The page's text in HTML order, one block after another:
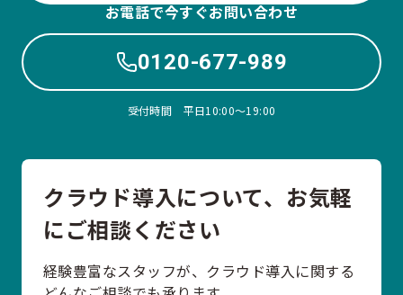
お電話で今すぐお問い合わせ
0120-677-989
受付時間 平日10:00〜19:00
クラウド導入について、お気軽
にご相談ください
経験豊富なスタッフが、クラウド導入に関する